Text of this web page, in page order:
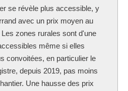
se révèle plus accessible, y
avec un prix moyen au
zones rurales sont d'une
même si elles
convoitées, en particulier le
depuis 2019, pas moins
Une hausse des prix